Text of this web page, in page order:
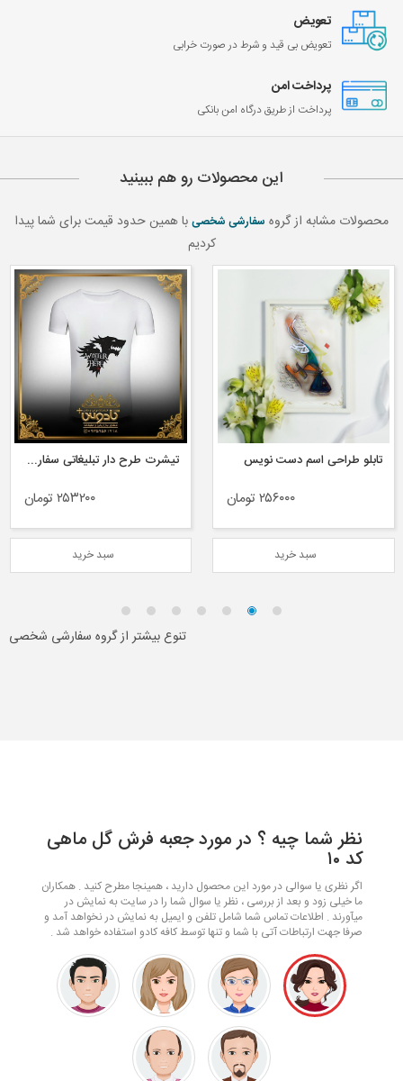
تعویض
تعویض بی قید و شرط در صورت خرابی
پرداخت امن
پرداخت از طریق درگاه امن بانکی
این محصولات رو هم ببینید
محصولات مشابه از گروه سفارشی شخصی با همین حدود قیمت برای شما پیدا
کردیم
تابلو طراحی اسم دست نویس
۲۵۶۰۰۰ تومان
سبد خرید
تیشرت طرح دار تبلیغاتی سفارشی
۲۵۳۲۰۰ تومان
سبد خرید
تنوع بیشتر از گروه سفارشی شخصی
نظر شما چیه ؟ در مورد جعبه فرش گل ماهی
کد ۱۰
اگر نظری یا سوالی در مورد این محصول دارید ، همینجا مطرح کنید . همکاران
ما خیلی زود و بعد از بررسی ، نظر یا سوال شما را در سایت به نمایش در
میآورند . اطلاعات تماس شما شامل تلفن و ایمیل به نمایش در نخواهد آمد و
صرفا جهت ارتباطات آتی با شما و تنها توسط کافه کادو استفاده خواهد شد .